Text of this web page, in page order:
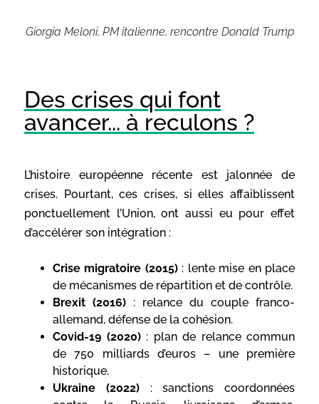
Giorgia Meloni, PM italienne, rencontre Donald Trump
Des crises qui font
avancer... à reculons ?
L’histoire européenne récente est jalonnée de
crises. Pourtant, ces crises, si elles affaiblissent
ponctuellement l’Union, ont aussi eu pour effet
d’accélérer son intégration :
Crise migratoire (2015): lente mise en place
de mécanismes de répartition et de contrôle.
Brexit (2016) : relance du couple franco-
allemand, défense de la cohésion.
Covid-19 (2020): plan de relance commun
de 750 milliards d’euros – une première
historique.
Ukraine (2022): sanctions coordonnées